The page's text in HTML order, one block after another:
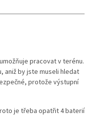
pracovat v terénu.
aniž by jste museli hledat
protože výstupní
je třeba opatřit 4 baterií